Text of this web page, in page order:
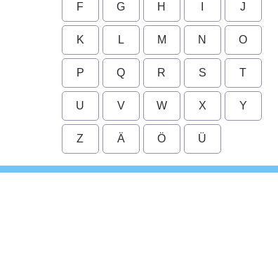
F G H J
K L M N O
P Q R S T
U V W X Y
Z Ä Ö Ü